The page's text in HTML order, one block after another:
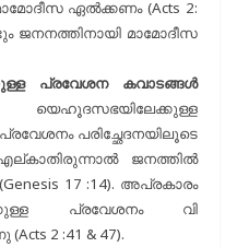
ഏൽക്കണം (Acts 2:
ജനനത്തിനായി മാമോദീസ
പ്രവേശന കവാടങ്ങൾ
പരിച്ഛേദനയിലൂടെ
ജനത്തിൽ
17 :14). അപ്രകാരം
പ്രവേശനം വി
2 :41 & 47).